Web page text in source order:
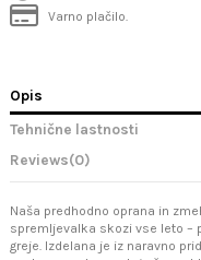
Varno plačilo.
Opis
Tehnične lastnosti
Reviews(0)
Naša predhodno oprana in
spremljevalka skozi vse leto –
greje. Izdelana je iz naravno